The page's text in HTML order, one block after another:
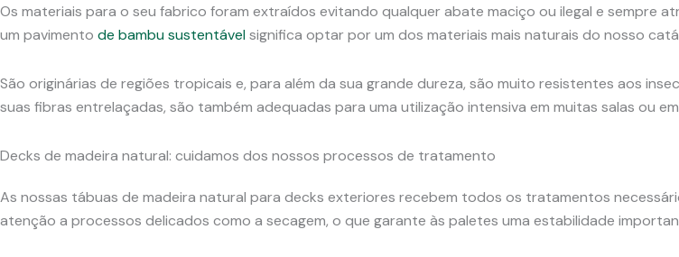
Os materiais para o seu fabrico foram extraídos evitando qualquer abate maciço ou ilegal e sempre
um pavimento de bambu sustentávelsignifica optar por um dos materiais mais naturais do nosso
São originárias de regiões tropicais e, para além da sua grande dureza, são muito resistentes aos
suas fibras entrelaçadas, são também adequadas para uma utilização intensiva em muitas salas ou
Decks de madeira natural: cuidamos dos nossos processos de tratamento
As nossas tábuas de madeira natural para decks exteriores recebem todos os tratamentos
atenção a processos delicados como a secagem, o que garante às paletes uma estabilidade